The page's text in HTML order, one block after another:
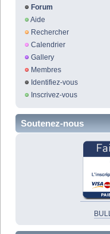
Forum
Aide
Rechercher
Calendrier
Gallery
Membres
Identifiez-vous
Inscrivez-vous
Soutenez-nous